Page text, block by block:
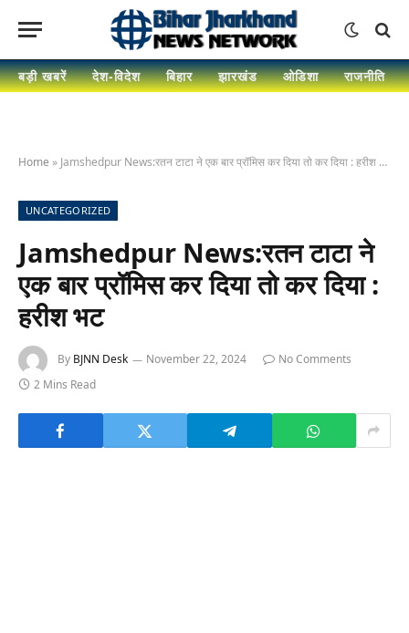
बड़ी खबरें देश-विदेश बिहार झारखंड ओडिशा राजनीति
Home » Jamshedpur News:रतन टाटा ने एक बार प्रॉमिस कर दिया तो कर दिया : हरीश भट
UNCATEGORIZED
Jamshedpur News:रतन टाटा ने
एक बार प्रॉमिस कर दिया तो कर दिया :
हरीश भट
By BJNN Desk November 22, 2024
No Comments
2 Mins Read